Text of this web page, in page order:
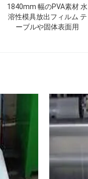
1840mm 幅のPVA素材 水
溶性模具放出フィルム テ
ーブルや固体表面用